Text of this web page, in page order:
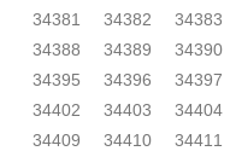
34381
34382 34383
34388
34389 34390
34395
34396 34397
34402
34403 34404
34409
34410 34411